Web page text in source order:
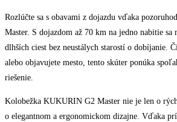
Rozlúčte sa s obavami z dojazdu vďaka
Master. S dojazdom až 70 km na jedno nabitie sa
dlhších ciest bez neustálych starostí o dobíjanie.
alebo objavujete mesto, tento skúter ponúka
riešenie.
Kolobežka KUKURIN G2 Master nie je len o
o elegantnom a ergonomickom dizajne. Vďaka